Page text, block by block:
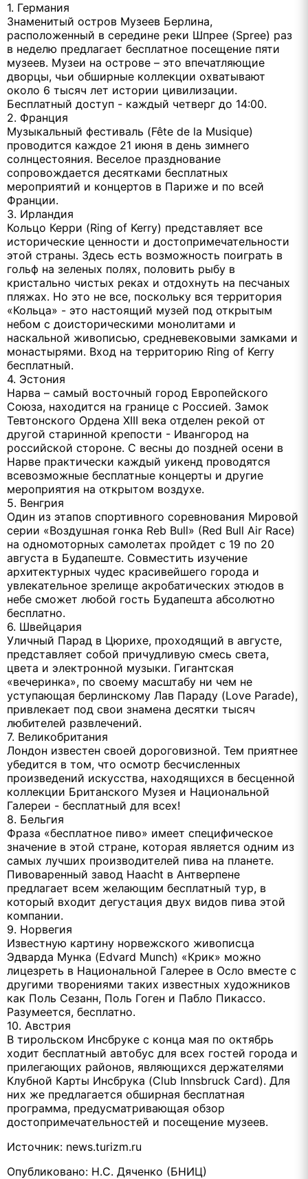
1. Германия
Знаменитый остров Музеев Берлина,
расположенный в середине реки Шпрее (Spree) раз
в неделю предлагает бесплатное посещение пяти
музеев. Музеи на острове – это впечатляющие
дворцы, чьи обширные коллекции охватывают
около 6 тысяч лет истории цивилизации.
Бесплатный доступ - каждый четверг до 14:00.
2. Франция
Музыкальный фестиваль (Fête de la Musique)
проводится каждое 21 июня в день зимнего
солнцестояния. Веселое празднование
сопровождается десятками бесплатных
мероприятий и концертов в Париже и по всей
Франции.
3. Ирландия
Кольцо Керри (Ring of Kerry) представляет все
исторические ценности и достопримечательности
этой страны. Здесь есть возможность поиграть в
гольф на зеленых полях, половить рыбу в
кристально чистых реках и отдохнуть на песчаных
пляжах. Но это не все, поскольку вся территория
«Кольца» - это настоящий музей под открытым
небом с доисторическими монолитами и
наскальной живописью, средневековыми замками и
монастырями. Вход на территорию Ring of Kerry
бесплатный.
4. Эстония
Нарва – самый восточный город Европейского
Союза, находится на границе с Россией. Замок
Тевтонского Ордена XIII века отделен рекой от
другой старинной крепости - Ивангород на
российской стороне. С весны до поздней осени в
Нарве практически каждый уикенд проводятся
всевозможные бесплатные концерты и другие
мероприятия на открытом воздухе.
5. Венгрия
Один из этапов спортивного соревнования Мировой
серии «Воздушная гонка Reb Bull» (Red Bull Air Race)
на одномоторных самолетах пройдет с 19 по 20
августа в Будапеште. Совместить изучение
архитектурных чудес красивейшего города и
увлекательное зрелище акробатических этюдов в
небе сможет любой гость Будапешта абсолютно
бесплатно.
6. Швейцария
Уличный Парад в Цюрихе, проходящий в августе,
представляет собой причудливую смесь света,
цвета и электронной музыки. Гигантская
«вечеринка», по своему масштабу ни чем не
уступающая берлинскому Лав Параду (Love Parade),
привлекает под свои знамена десятки тысяч
любителей развлечений.
7. Великобритания
Лондон известен своей дороговизной. Тем приятнее
убедится в том, что осмотр бесчисленных
произведений искусства, находящихся в бесценной
коллекции Британского Музея и Национальной
Галереи - бесплатный для всех!
8. Бельгия
Фраза «бесплатное пиво» имеет специфическое
значение в этой стране, которая является одним из
самых лучших производителей пива на планете.
Пивоваренный завод Haacht в Антверпене
предлагает всем желающим бесплатный тур, в
который входит дегустация двух видов пива этой
компании.
9. Норвегия
Известную картину норвежского живописца
Эдварда Мунка (Edvard Munch) «Крик» можно
лицезреть в Национальной Галерее в Осло вместе с
другими творениями таких известных художников
как Поль Сезанн, Поль Гоген и Пабло Пикассо.
Разумеется, бесплатно.
10. Австрия
В тирольском Инсбруке с конца мая по октябрь
ходит бесплатный автобус для всех гостей города и
прилегающих районов, являющихся держателями
Клубной Карты Инсбрука (Club Innsbruck Card). Для
них же предлагается обширная бесплатная
программа, предусматривающая обзор
достопримечательностей и посещение музеев.
Источник: news.turizm.ru
Опубликовано: Н.С. Дяченко (БНИЦ)